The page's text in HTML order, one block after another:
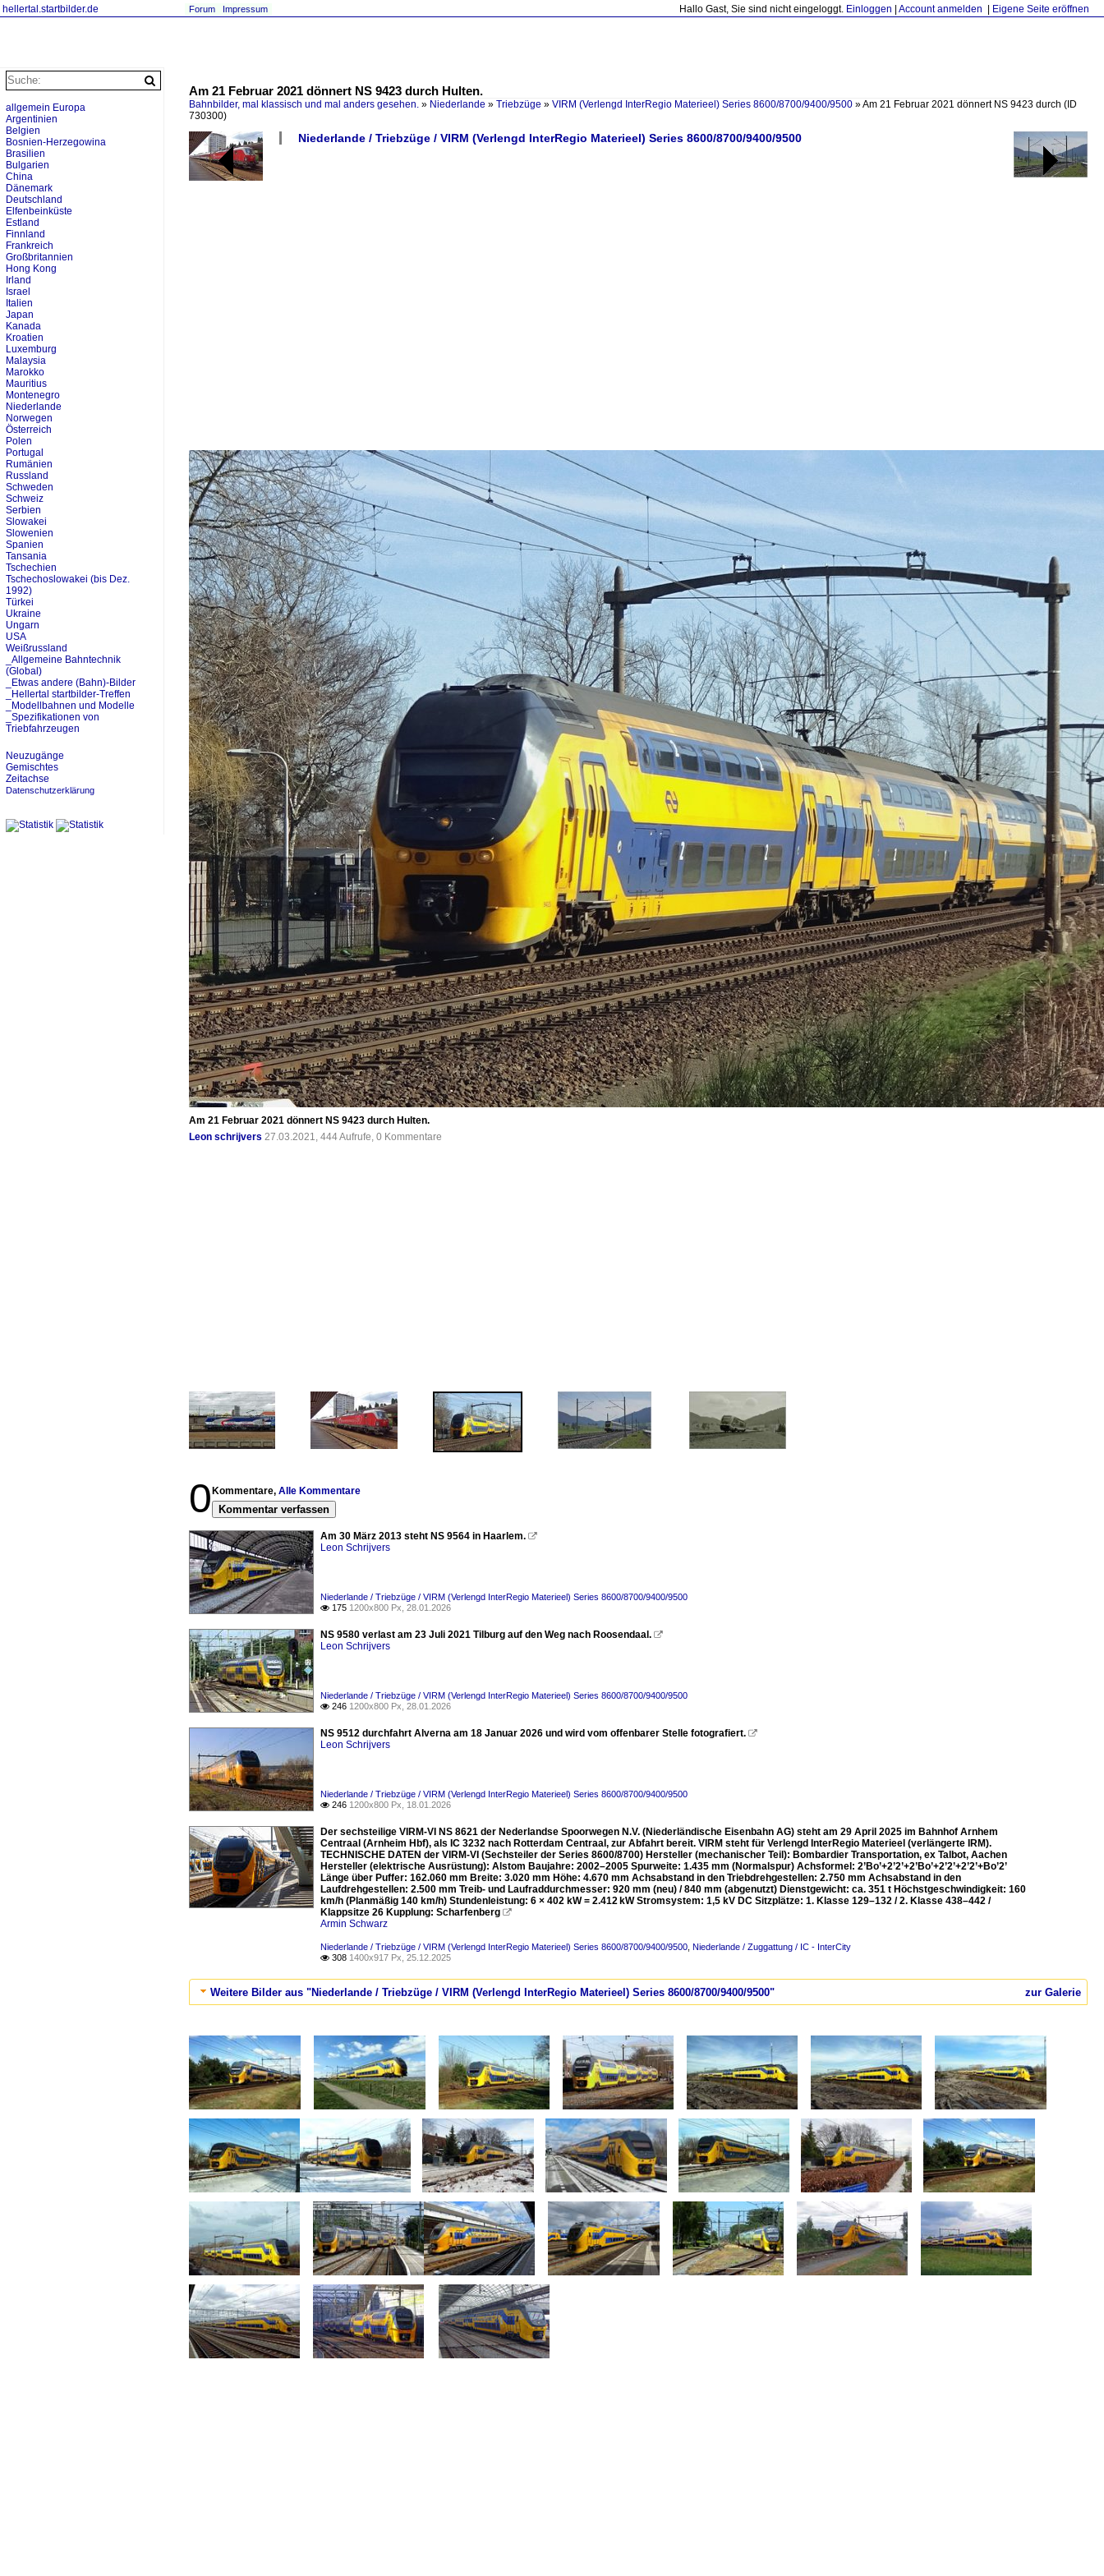
hellertal.startbilder.de Hallo Gast, Sie sind nicht eingeloggt. Einloggen Account anmelden Eigene Seite eröffnen
Forum Impressum
Am 21 Februar 2021 dönnert NS 9423 durch Hulten.
Bahnbilder, mal klassisch und mal anders gesehen. » Niederlande » Triebzüge » VIRM (Verlengd InterRegio Materieel) Series 8600/8700/9400/9500 »Am 21 Februar 2021 dönnert NS 9423 durch (ID
730300)
Niederlande / Triebzüge / VIRM (Verlengd InterRegio Materieel) Series 8600/8700/9400/9500
Am 21 Februar 2021 dönnert NS 9423 durch Hulten.
Leon schrijvers 27.03.2021, 444 Aufrufe, 0 Kommentare
0 Kommentare, Alle Kommentare
Kommentar verfassen
Am 30 März 2013 steht NS 9564 in Haarlem. 
Leon Schrijvers
Niederlande / Triebzüge / VIRM (Verlengd InterRegio Materieel) Series 8600/8700/9400/9500
 175 1200x800 Px, 28.01.2026
NS 9580 verlast am 23 Juli 2021 Tilburg auf den Weg nach Roosendaal. 
Leon Schrijvers
Niederlande / Triebzüge / VIRM (Verlengd InterRegio Materieel) Series 8600/8700/9400/9500
 246 1200x800 Px, 28.01.2026
NS 9512 durchfahrt Alverna am 18 Januar 2026 und wird vom offenbarer Stelle fotografiert. 
Leon Schrijvers
Niederlande / Triebzüge / VIRM (Verlengd InterRegio Materieel) Series 8600/8700/9400/9500
 246 1200x800 Px, 18.01.2026
Der sechsteilige VIRM-VI NS 8621 der Nederlandse Spoorwegen N.V. (Niederländische Eisenbahn AG) steht am 29 April 2025 im Bahnhof Arnhem
Centraal (Arnheim Hbf), als IC 3232 nach Rotterdam Centraal, zur Abfahrt bereit. VIRM steht für Verlengd InterRegio Materieel (verlängerte IRM).
TECHNISCHE DATEN der VIRM-VI (Sechsteiler der Series 8600/8700) Hersteller (mechanischer Teil): Bombardier Transportation, ex Talbot, Aachen
Hersteller (elektrische Ausrüstung): Alstom Baujahre: 2002–2005 Spurweite: 1.435 mm (Normalspur) Achsformel: 2’Bo’+2’2’+2’Bo’+2’2’+2’2’+Bo’2’
Länge über Puffer: 162.060 mm Breite: 3.020 mm Höhe: 4.670 mm Achsabstand in den Triebdrehgestellen: 2.750 mm Achsabstand in den
Laufdrehgestellen: 2.500 mm Treib- und Laufraddurchmesser: 920 mm (neu) / 840 mm (abgenutzt) Dienstgewicht: ca. 351 t Höchstgeschwindigkeit: 160
km/h (Planmäßig 140 km/h) Stundenleistung: 6 × 402 kW = 2.412 kW Stromsystem: 1,5 kV DC Sitzplätze: 1. Klasse 129–132 / 2. Klasse 438–442 /
Klappsitze 26 Kupplung: Scharfenberg 
Armin Schwarz
Niederlande / Triebzüge / VIRM (Verlengd InterRegio Materieel) Series 8600/8700/9400/9500 Niederlande / Zuggattung / IC - InterCity
 308 1400x917 Px, 25.12.2025
zur Galerie
Weitere Bilder aus "Niederlande / Triebzüge / VIRM (Verlengd InterRegio Materieel) Series 8600/8700/9400/9500"
allgemein Europa
Argentinien
Belgien
Bosnien-Herzegowina
Brasilien
Bulgarien
China
Dänemark
Deutschland
Elfenbeinküste
Estland
Finnland
Frankreich
Großbritannien
Hong Kong
Irland
Israel
Italien
Japan
Kanada
Kroatien
Luxemburg
Malaysia
Marokko
Mauritius
Montenegro
Niederlande
Norwegen
Österreich
Polen
Portugal
Rumänien
Russland
Schweden
Schweiz
Serbien
Slowakei
Slowenien
Spanien
Tansania
Tschechien
Tschechoslowakei (bis Dez.
1992)
Türkei
Ukraine
Ungarn
USA
Weißrussland
_Allgemeine Bahntechnik
(Global)
_Etwas andere (Bahn)-Bilder
_Hellertal startbilder-Treffen
_Modellbahnen und Modelle
_Spezifikationen von
Triebfahrzeugen
Neuzugänge
Gemischtes
Zeitachse
Datenschutzerklärung